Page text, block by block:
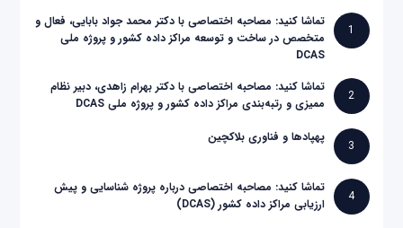
1
تماشا کنید: مصاحبه اختصاصی با دکتر محمد جواد بابایی، فعال و
متخصص در ساخت و توسعه مراکز داده کشور و پروژه ملی
DCAS
2
تماشا کنید: مصاحبه اختصاصی با دکتر بهرام زاهدی، دبیر نظام
ممیزی و رتبه‌بندی مراکز داده کشور و پروژه ملی DCAS
3
پهپادها و فناوری بلاکچین
4
تماشا کنید: مصاحبه اختصاصی درباره پروژه شناسایی و پیش
ارزیابی مراکز داده کشور (DCAS)